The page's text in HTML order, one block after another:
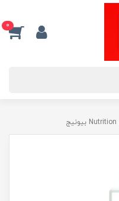
0